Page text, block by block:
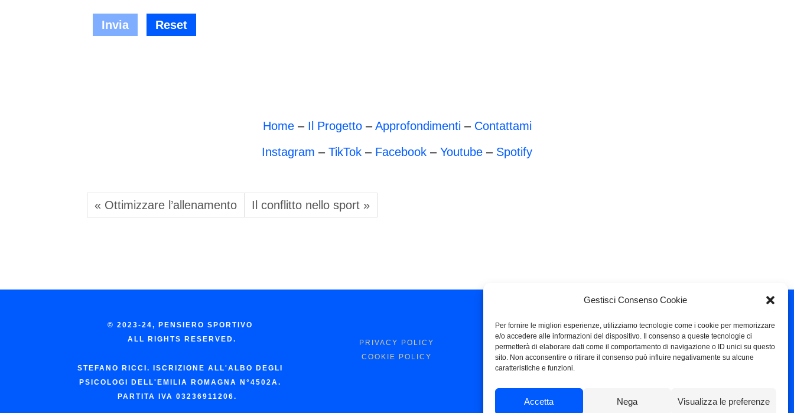
Gestisci Consenso Cookie
Per fornire le migliori esperienze, utilizziamo tecnologie come i cookie per memorizzare
e/o accedere alle informazioni del dispositivo. Il consenso a queste tecnologie ci
permetterà di elaborare dati come il comportamento di navigazione o ID unici su questo
sito. Non acconsentire o ritirare il consenso può influire negativamente su alcune
caratteristiche e funzioni.
Accetta Nega Visualizza le preferenze
Invia Reset
Home– Il Progetto–Approfondimenti– Contattami
Instagram – TikTok – Facebook – Youtube – Spotify
« Ottimizzare l’allenamento Il conflitto nello sport »
© 2023-24, PENSIERO SPORTIVO
ALL RIGHTS RESERVED.
STEFANO RICCI. ISCRIZIONE ALL'ALBO DEGLI
PSICOLOGI DELL'EMILIA ROMAGNA N°4502A.
PARTITA IVA 03236911206.
PRIVACY POLICY
COOKIE POLICY
Contatti
STEFANORICCI@OUTLOOK.IT